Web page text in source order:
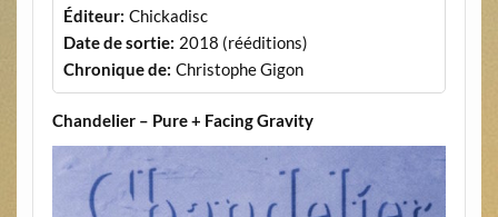
Éditeur: Chickadisc
Date de sortie: 2018 (rééditions)
Chronique de: Christophe Gigon
Chandelier – Pure + Facing Gravity